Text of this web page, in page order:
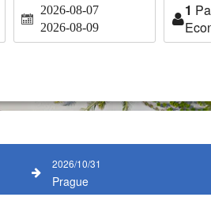
2026-08-07
2026-08-09
1
2026/10/31
Prague